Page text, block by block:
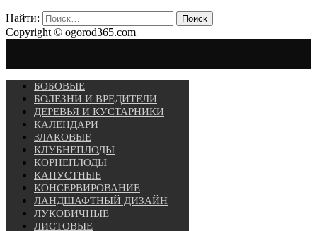
Найти:
Copyright © ogorod365.com
БОБОВЫЕ
БОЛЕЗНИ И ВРЕДИТЕЛИ
ДЕРЕВЬЯ И КУСТАРНИКИ
КАЛЕНДАРИ
ЗЛАКОВЫЕ
КЛУБНЕПЛОДЫ
КОРНЕПЛОДЫ
КАПУСТНЫЕ
КОНСЕРВИРОВАНИЕ
ЛАНДШАФТНЫЙ ДИЗАЙН
ЛУКОВИЧНЫЕ
ЛИСТОВЫЕ